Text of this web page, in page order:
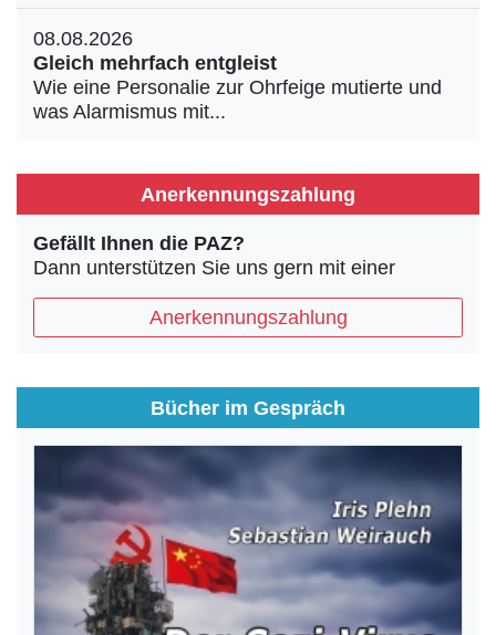
08.08.2026
Gleich mehrfach entgleist
Wie eine Personalie zur Ohrfeige mutierte und
was Alarmismus mit...
Anerkennungszahlung
Gefällt Ihnen die PAZ?
Dann unterstützen Sie uns gern mit einer
Anerkennungszahlung
Bücher im Gespräch